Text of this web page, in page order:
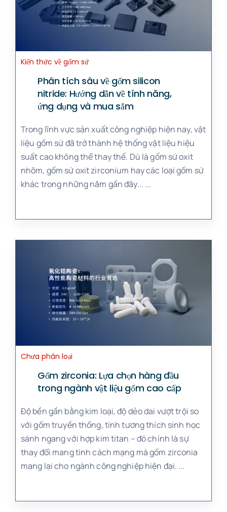
Kiến thức về gốm sứ
Phân tích sâu về gốm silicon
nitride: Hướng dẫn về tính năng,
ứng dụng và mua sắm
Trong lĩnh vực sản xuất công nghiệp hiện nay, vật
liệu gốm sứ đã trở thành hệ thống vật liệu hiệu
suất cao không thể thay thế. Dù là gốm sứ oxit
nhôm, gốm sứ oxit zirconium hay các loại gốm sứ
khác trong những năm gần đây... ...
Chưa phân loại
Gốm zirconia: Lựa chọn hàng đầu
trong ngành vật liệu gốm cao cấp
Độ bền gần bằng kim loại, độ dẻo dai vượt trội so
với gốm truyền thống, tính tương thích sinh học
sánh ngang với hợp kim titan – đó chính là sự
thay đổi mang tính cách mạng mà gốm zirconia
mang lại cho ngành công nghiệp hiện đại. ...